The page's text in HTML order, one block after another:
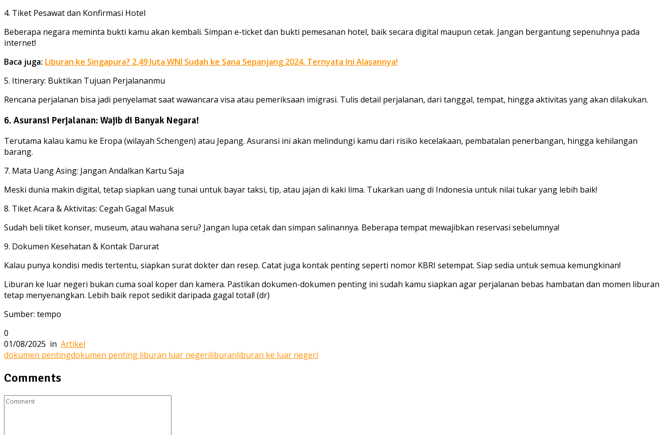
4. Tiket Pesawat dan Konfirmasi Hotel
Beberapa negara meminta bukti kamu akan kembali. Simpan e-ticket dan bukti pemesanan hotel, baik secara digital maupun cetak. Jangan bergantung sepenuhnya pada
internet!
Baca juga: Liburan ke Singapura? 2,49 Juta WNI Sudah ke Sana Sepanjang 2024, Ternyata Ini Alasannya!
5. Itinerary: Buktikan Tujuan Perjalananmu
Rencana perjalanan bisa jadi penyelamat saat wawancara visa atau pemeriksaan imigrasi. Tulis detail perjalanan, dari tanggal, tempat, hingga aktivitas yang akan dilakukan.
6. Asuransi Perjalanan: Wajib di Banyak Negara!
Terutama kalau kamu ke Eropa (wilayah Schengen) atau Jepang. Asuransi ini akan melindungi kamu dari risiko kecelakaan, pembatalan penerbangan, hingga kehilangan
barang.
7. Mata Uang Asing: Jangan Andalkan Kartu Saja
Meski dunia makin digital, tetap siapkan uang tunai untuk bayar taksi, tip, atau jajan di kaki lima. Tukarkan uang di Indonesia untuk nilai tukar yang lebih baik!
8. Tiket Acara & Aktivitas: Cegah Gagal Masuk
Sudah beli tiket konser, museum, atau wahana seru? Jangan lupa cetak dan simpan salinannya. Beberapa tempat mewajibkan reservasi sebelumnya!
9. Dokumen Kesehatan & Kontak Darurat
Kalau punya kondisi medis tertentu, siapkan surat dokter dan resep. Catat juga kontak penting seperti nomor KBRI setempat. Siap sedia untuk semua kemungkinan!
Liburan ke luar negeri bukan cuma soal koper dan kamera. Pastikan dokumen-dokumen penting ini sudah kamu siapkan agar perjalanan bebas hambatan dan momen liburan
tetap menyenangkan. Lebih baik repot sedikit daripada gagal total! (dr)
Sumber: tempo
0
01/08/2025 in Artikel
dokumen pentingdokumen penting liburan luar negeriliburanliburan ke luar negeri
Comments